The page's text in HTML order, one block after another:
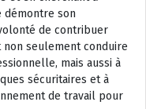
démontre son
de contribuer
non seulement conduire
mais aussi à
sécuritaires et à
de travail pour